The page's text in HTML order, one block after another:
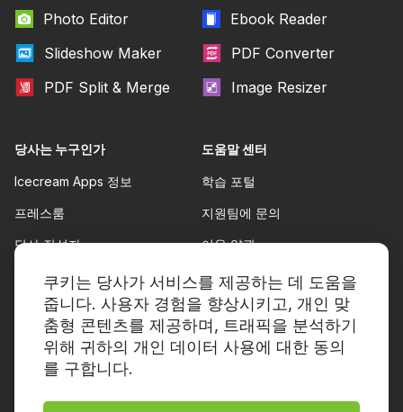
쿠키는 당사가 서비스를 제공하는 데 도움을
줍니다. 사용자 경험을 향상시키고, 개인 맞
춤형 콘텐츠를 제공하며, 트래픽을 분석하기
위해 귀하의 개인 데이터 사용에 대한 동의
를 구합니다.
Photo Editor
Ebook Reader
Slideshow Maker
PDF Converter
PDF Split & Merge
Image Resizer
당사는 누구인가
Icecream Apps 정보
프레스룸
당사 작성자
파트너십
도움말 센터
학습 포털
지원팀에 문의
이용 약관
환불 정책
개인정보 보호정책